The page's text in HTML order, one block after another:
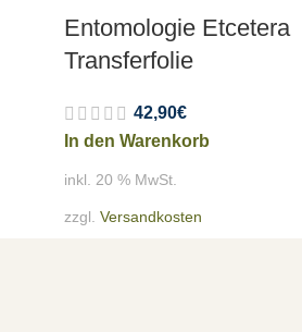
Entomologie Etcetera
Transferfolie
42,90€
In den Warenkorb
inkl. 20 % MwSt.
zzgl. Versandkosten